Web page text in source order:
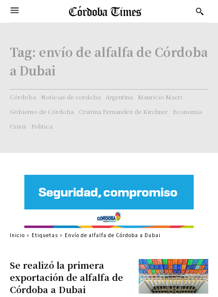
Tag: envío de alfalfa de Córdoba
a Dubai
Córdoba Noticias de cordoba Argentina
Mauricio Macri
Gobierno de Córdoba
Cristina Fernandez de Kirchner
Economía
Crisis
Politica
Se realizó la primera
exportación de alfalfa de
Córdoba a Dubai
Inicio Etiquetas Envío de alfalfa de Córdoba a Dubai